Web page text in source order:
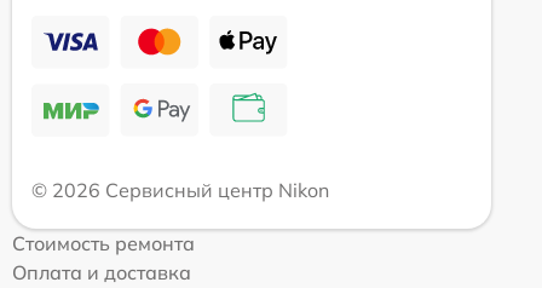
© 2026 Сервисный центр Nikon
Стоимость ремонта
Оплата и доставка